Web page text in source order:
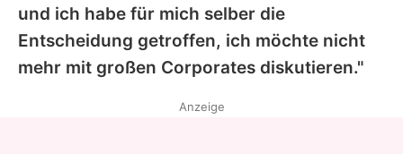
und ich habe für mich selber die
Entscheidung getroffen, ich möchte nicht
mehr mit großen Corporates diskutieren."
Anzeige